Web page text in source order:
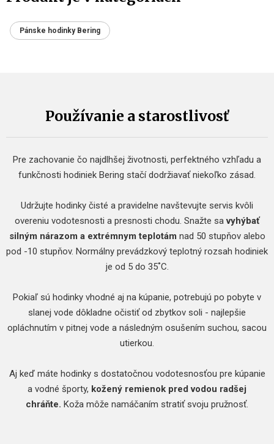
Pánske hodinky Bering
Používanie a starostlivosť
Pre zachovanie čo najdlhšej životnosti, perfektného vzhľadu a
funkčnosti hodiniek Bering stačí dodržiavať niekoľko zásad.
Udržujte hodinky čisté a pravidelne navštevujte servis kvôli
overeniu vodotesnosti a presnosti chodu. Snažte savyhýbať
silným nárazom a extrémnym teplotám nad 50 stupňov alebo
pod -10 stupňov. Normálny prevádzkový teplotný rozsah hodiniek
je od 5 do 35˚C.
Pokiaľ sú hodinky vhodné aj na kúpanie, potrebujú po pobyte v
slanej vode dôkladne očistiť od zbytkov soli - najlepšie
opláchnutím v pitnej vode a následným osušením suchou, sacou
utierkou.
Aj keď máte hodinky s dostatočnou vodotesnosťou pre kúpanie
a vodné športy, kožený remienok pred vodou radšej
chráňte. Koža môže namáčaním stratiť svoju pružnosť.